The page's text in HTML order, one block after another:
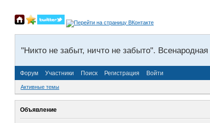
"Никто не забыт, ничто не забыто".
Форум Участники Поиск Регистрация Войти
Активные темы
Объявление